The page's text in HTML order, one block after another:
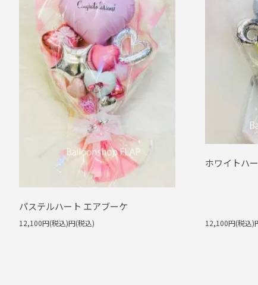
パステルハート エアブーケ
12,100円(税込)円(税込)
ホワイトハ
12,100円(税込)